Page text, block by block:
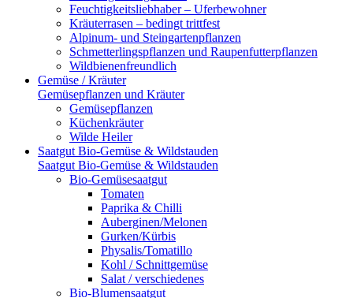
Feuchtigkeitsliebhaber – Uferbewohner
Kräuterrasen – bedingt trittfest
Alpinum- und Steingartenpflanzen
Schmetterlingspflanzen und Raupenfutterpflanzen
Wildbienenfreundlich
Gemüse / Kräuter
Gemüsepflanzen und Kräuter
Gemüsepflanzen
Küchenkräuter
Wilde Heiler
Saatgut Bio-Gemüse & Wildstauden
Saatgut Bio-Gemüse & Wildstauden
Bio-Gemüsesaatgut
Tomaten
Paprika & Chilli
Auberginen/Melonen
Gurken/Kürbis
Physalis/Tomatillo
Kohl / Schnittgemüse
Salat / verschiedenes
Bio-Blumensaatgut